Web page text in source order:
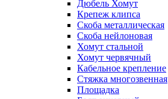
Дюбель Хомут
Крепеж клипса
Скоба металлическая
Скоба нейлоновая
Хомут стальной
Хомут червячный
Кабельное крепление
Стяжка многозвенная
Площадка